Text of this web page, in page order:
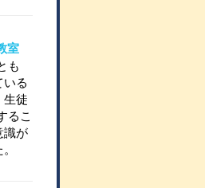
室
も
る
生徒
るこ
識が